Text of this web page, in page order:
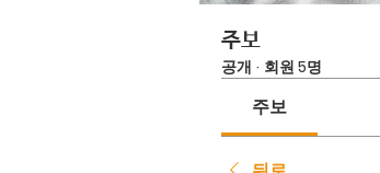
주보
공개 · 회원 5명
주보